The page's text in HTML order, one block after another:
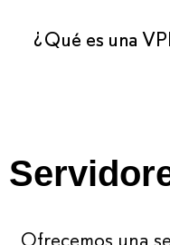
¿Qué es una
Ofrecemos una